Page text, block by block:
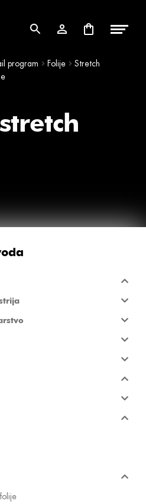
program Folije
Stretch